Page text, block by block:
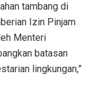
tambang di
Izin Pinjam
Menteri
batasan
lingkungan,”